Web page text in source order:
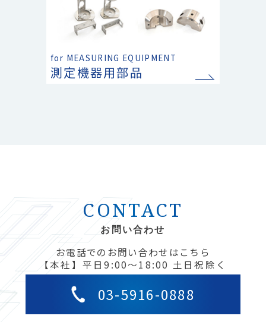
for MEASURING EQUIPMENT
測定機器用部品
CONTACT
お問い合わせ
お電話でのお問い合わせはこちら
【本社】平日9:00〜18:00 土日祝除く
03-5916-0888